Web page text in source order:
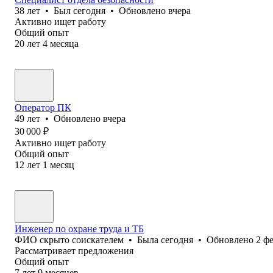
38 лет • Был сегодня • Обновлено вчера
Активно ищет работу
Общий опыт
20 лет 4 месяца
Оператор ПК
49 лет • Обновлено вчера
30 000 ₽
Активно ищет работу
Общий опыт
12 лет 1 месяц
Инженер по охране труда и ТБ
ФИО скрыто соискателем • Была сегодня • Обновлено 2
Рассматривает предложения
Общий опыт